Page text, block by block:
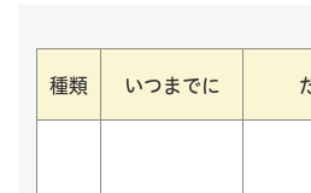
種類 いつまでに